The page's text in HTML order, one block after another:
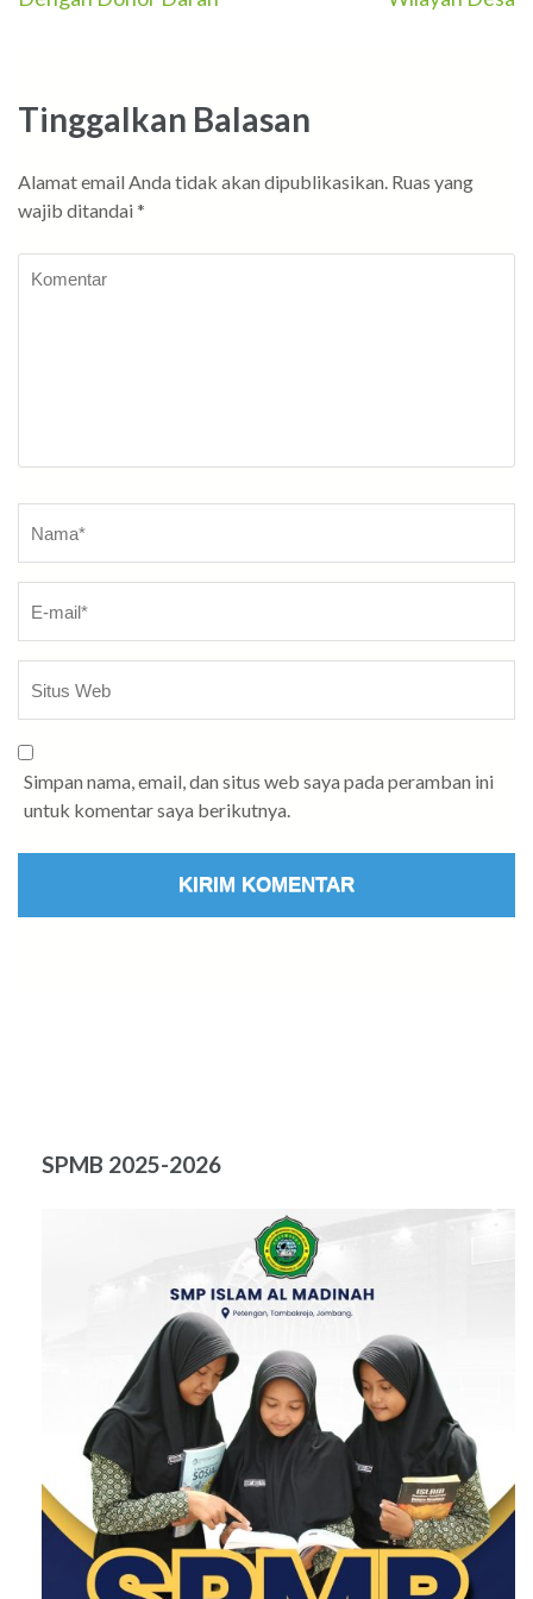
pos
Tinggalkan Balasan
Alamat email Anda tidak akan dipublikasikan. Ruas yang
wajib ditandai *
Simpan nama, email, dan situs web saya pada peramban ini
untuk komentar saya berikutnya.
SPMB 2025-2026